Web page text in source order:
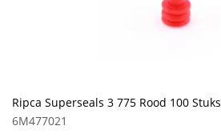
Ripca Superseals 3 775 Rood 100 Stuks
6M477021